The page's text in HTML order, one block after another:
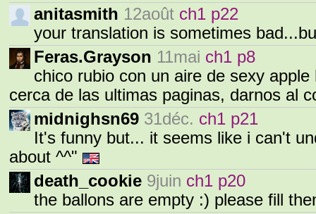
anitasmith 12août ch1 p22
your translation is sometimes
Feras.Grayson 11mai ch1 p8
chico rubio con un aire de sexy
cerca de las ultimas paginas, darnos al
midnighsn69 31déc. ch1 p21
It's funny but... it seems like i can't
about ^^"
death_cookie 9juin ch1 p20
the ballons are empty :) please fill